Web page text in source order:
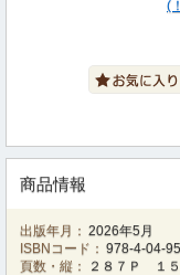
(
商品情報
出版年月： 2026年5月
ISBNコード： 978-4-04-
頁数・縦：
２８７Ｐ １